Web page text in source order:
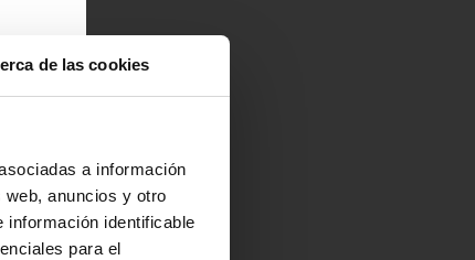
de las cookies
a información
anuncios y otro
información identificable
para el